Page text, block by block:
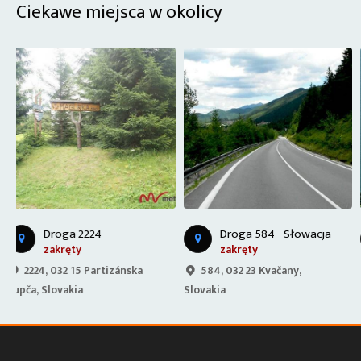
Ciekawe miejsca w okolicy
Droga 584 - Słowacja
zakręty
584, 032 23 Kvačany,
Slovakia
jezioro/plaża
Galovany 1, 032 11 Galovany,
Slovakia